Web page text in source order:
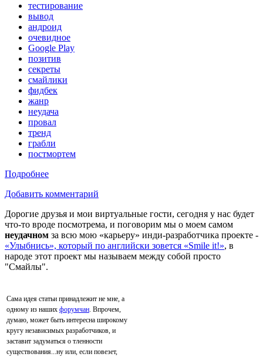
тестирование
вывод
андроид
очевидное
Google Play
позитив
секреты
смайлики
фидбек
жанр
неудача
провал
тренд
грабли
постмортем
Подробнее
Добавить комментарий
Дорогие друзья и мои виртуальные гости, сегодня у нас будет
что-то вроде посмотрема, и поговорим мы о моем самом
неудачном за всю мою «карьеру» инди-разработчика проекте -
«Улыбнись», который по английски зовется «Smile it!», в
народе этот проект мы называем между собой просто
"Смайлы".
Сама идея статьи принадлежит не мне, а
одному из наших форумчан. Впрочем,
думаю, может быть интересна широкому
кругу независимых разработчиков, и
заставит задуматься о тленности
существования...ну или, если повезет,